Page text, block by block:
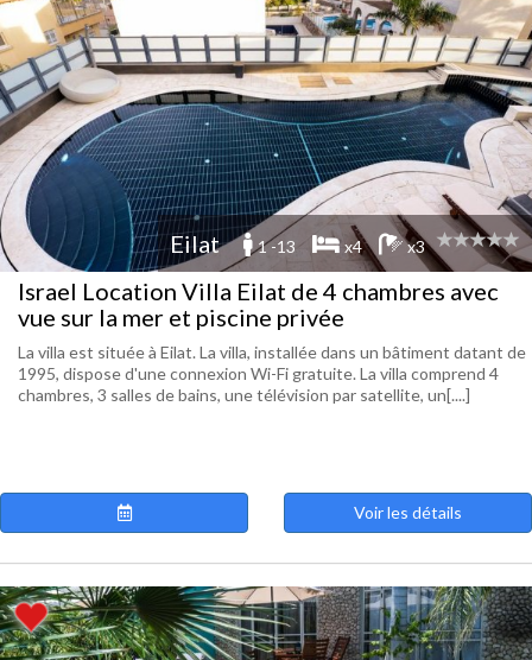
Eilat 1 -13 x4 x3
Israel Location Villa Eilat de 4 chambres avec
vue sur la mer et piscine privée
La villa est située à Eilat. La villa, installée dans un bâtiment datant de
1995, dispose d'une connexion Wi-Fi gratuite. La villa comprend 4
chambres, 3 salles de bains, une télévision par satellite, un[....]
Voir les détails